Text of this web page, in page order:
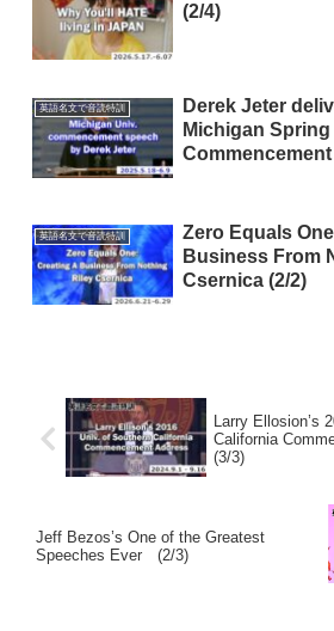
(2/4)
英語名文で音読特訓
Derek Jeter
Michigan Spring
英語名文で音読特訓
Zero Equals
Business From
Csernica (2/2)
Larry Ellosion’s
California
(3/3)
Jeff Bezos’s One of the Greatest
Speeches Ever (2/3)